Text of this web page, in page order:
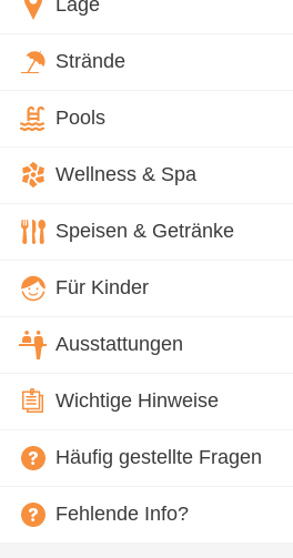
Lage
Strände
Pools
Wellness & Spa
Speisen & Getränke
Für Kinder
Ausstattungen
Wichtige Hinweise
Häufig gestellte Fragen
Fehlende Info?